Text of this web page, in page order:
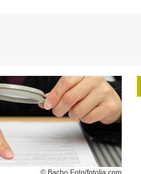
© Bacho Foto/fotolia.com